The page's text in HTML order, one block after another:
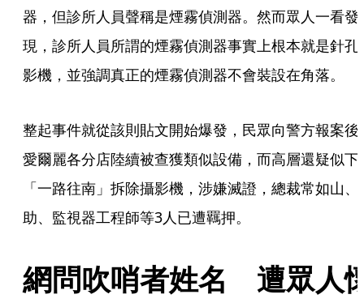
器，但診所人員聲稱是煙霧偵測器。然而眾人一看發
現，診所人員所謂的煙霧偵測器事實上根本就是針孔
影機，並強調真正的煙霧偵測器不會裝設在角落。
整起事件就從該則貼文開始爆發，民眾向警方報案後
愛爾麗各分店陸續被查獲類似設備，而高層還疑似下
「一路往南」拆除攝影機，涉嫌滅證，總裁常如山、
助、監視器工程師等3人已遭羈押。
網問吹哨者姓名　遭眾人